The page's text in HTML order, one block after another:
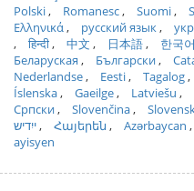
Polski
Romanesc Suomi
Ελληνικά
русский язык
हिन्दी
中文 日本語 한국어
Беларуская
Български
Nederlandse
Eesti Tagalog
Íslenska
Gaeilge Latviešu
Српски
Slovenčina
ייִדיש
Հայերեն Azərbaycan
ayisyen